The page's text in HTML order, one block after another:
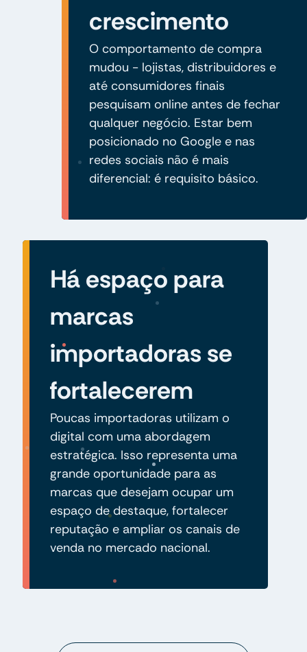
crescimento
O comportamento de compra
mudou - lojistas, distribuidores e
até consumidores finais
pesquisam online antes de fechar
qualquer negócio. Estar bem
posicionado no Google e nas
redes sociais não é mais
diferencial: é requisito básico.
Há espaço para
marcas
importadoras se
fortalecerem
Poucas importadoras utilizam o
digital com uma abordagem
estratégica. Isso representa uma
grande oportunidade para as
marcas que desejam ocupar um
espaço de destaque, fortalecer
reputação e ampliar os canais de
venda no mercado nacional.